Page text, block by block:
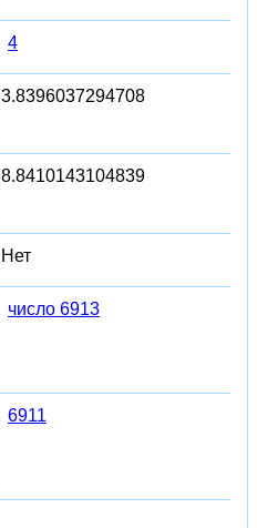
4
3.8396037294708
8.8410143104839
Нет
число 6913
6911